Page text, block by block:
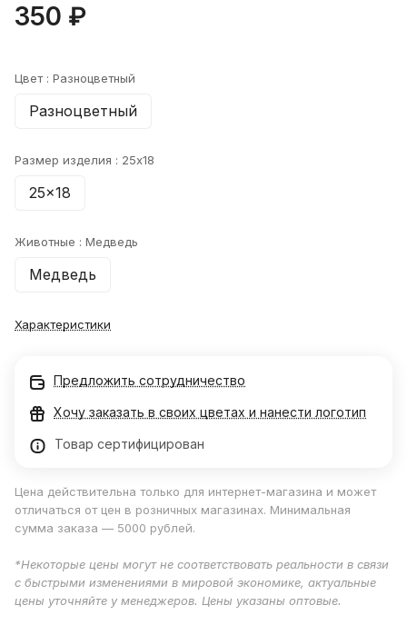
350 ₽
Цвет : Разноцветный
Разноцветный
Размер изделия : 25x18
25x18
Животные : Медведь
Медведь
Характеристики
Предложить сотрудничество
Хочу заказать в своих цветах и нанести логотип
Товар сертифицирован
Цена действительна только для интернет-магазина и может
отличаться от цен в розничных магазинах. Минимальная
сумма заказа — 5000 рублей.
*Некоторые цены могут не соответствовать реальности в связи
с быстрыми изменениями в мировой экономике, актуальные
цены уточняйте у менеджеров. Цены указаны оптовые.